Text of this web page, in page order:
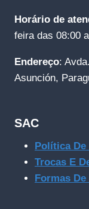
Horário de
feira das 08:00
Endereço:
Asunción,
SAC
Política
Trocas E
Formas